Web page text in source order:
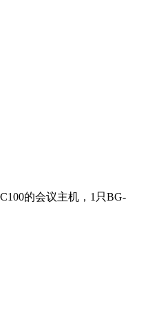
的会议主机，1只BG-